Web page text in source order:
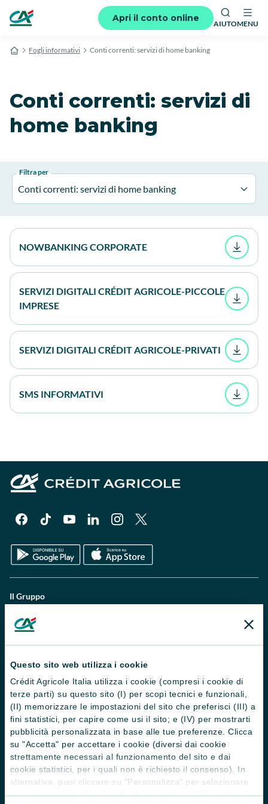
Questo sito web utilizza i cookie
Crédit Agricole Italia utilizza i cookie (compresi i cookie di
terze parti) su questo sito (I) per scopi tecnici e funzionali,
(II) memorizzare le impostazioni del sito che preferisci (III) a
fini statistici, per capire come usi il sito; e (IV) per mostrarti
pubblicità personalizzata in base alle tue preferenze. Clicca
su "Accetta" per accettare i cookie (diversi dai cookie
strettamente necessari al funzionamento del sito e dai
cookie statistici, per i quali non è richiesto il consenso). In
alternativa, puoi cliccare su "Personalizza" per selezionare
le categorie di cookie che desideri accettare. Cliccando sulla
Apri il conto online
AIUTOMENU
Fogli informativi Conti correnti: servizi di home banking
Conti correnti: servizi di
home banking
Filtra per
Conti correnti: servizi di home banking
NOWBANKING CORPORATE
SERVIZI DIGITALI CRÉDIT AGRICOLE-PICCOLE
IMPRESE
SERVIZI DIGITALI CRÉDIT AGRICOLE-PRIVATI
SMS INFORMATIVI
Il Gruppo
Trova filiali
Domande frequenti
Successioni
Servizi e pagamenti digitali
News e Magazine
Normative
Disconoscimento operazioni